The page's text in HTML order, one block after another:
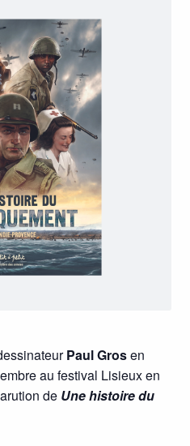
Paul Grosen
au festival Lisieux en
de Une histoire du